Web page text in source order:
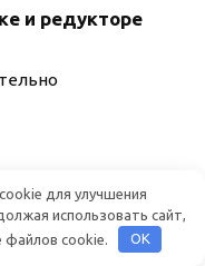
и редукторе
для улучшения
использовать сайт,
файлов cookie.
OK